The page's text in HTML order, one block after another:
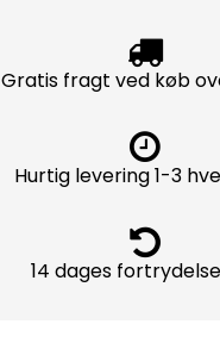
Gratis fragt ved køb
Hurtig levering 1-3
14 dages